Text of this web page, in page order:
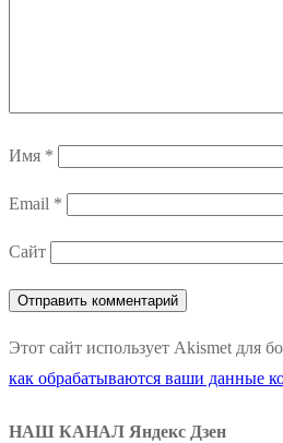
Имя *
Email *
Сайт
Этот сайт использует Akismet для
как обрабатываются ваши данные
НАШ КАНАЛ Яндекс Дзен